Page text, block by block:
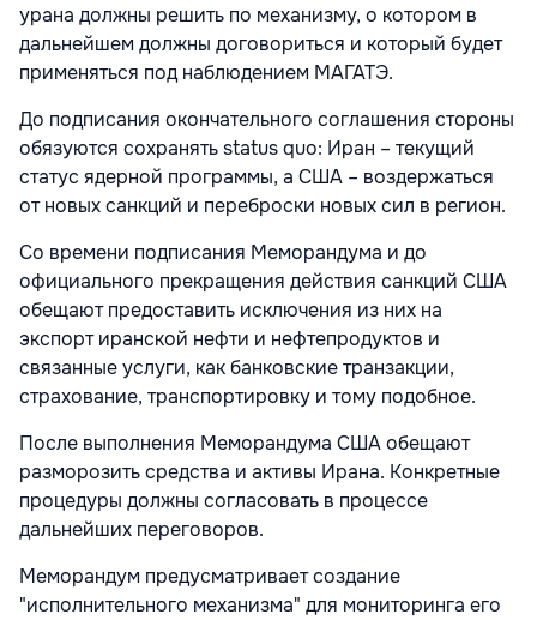
урана должны решить по механизму, о котором в
дальнейшем должны договориться и который будет
применяться под наблюдением МАГАТЭ.
До подписания окончательного соглашения стороны
обязуются сохранять status quo: Иран – текущий
статус ядерной программы, а США – воздержаться
от новых санкций и переброски новых сил в регион.
Со времени подписания Меморандума и до
официального прекращения действия санкций США
обещают предоставить исключения из них на
экспорт иранской нефти и нефтепродуктов и
связанные услуги, как банковские транзакции,
страхование, транспортировку и тому подобное.
После выполнения Меморандума США обещают
разморозить средства и активы Ирана. Конкретные
процедуры должны согласовать в процессе
дальнейших переговоров.
Меморандум предусматривает создание
"исполнительного механизма" для мониторинга его